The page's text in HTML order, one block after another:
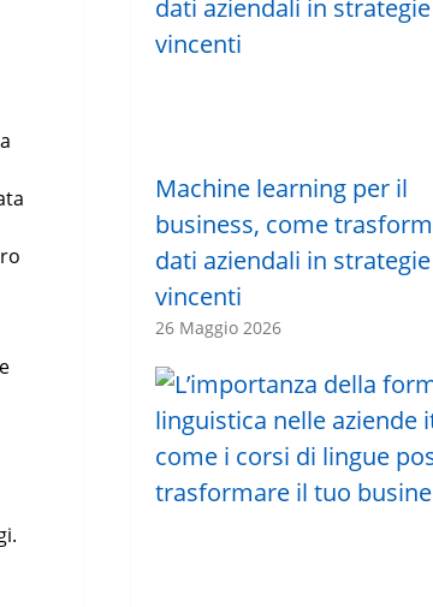
Machine learning per il
business, come
dati aziendali in strategie
vincenti
26 Maggio 2026